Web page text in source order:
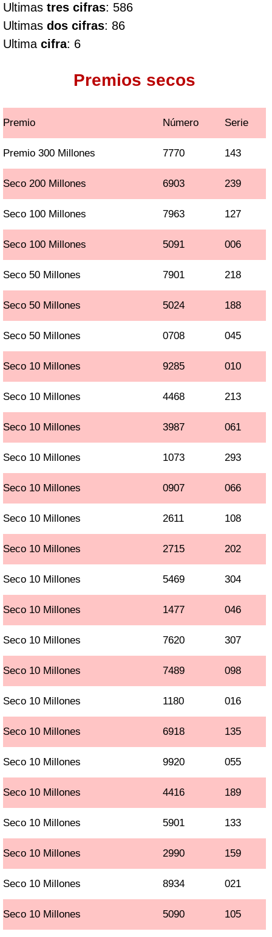
Ultimas tres cifras: 586
Ultimas dos cifras: 86
Ultima cifra: 6
Premios secos
Premio Número Serie
Premio 300 Millones 7770 143
Seco 200 Millones 6903 239
Seco 100 Millones 7963 127
Seco 100 Millones 5091 006
Seco 50 Millones 7901 218
Seco 50 Millones 5024 188
Seco 50 Millones 0708 045
Seco 10 Millones 9285 010
Seco 10 Millones 4468 213
Seco 10 Millones 3987 061
Seco 10 Millones 1073 293
Seco 10 Millones 0907 066
Seco 10 Millones 2611 108
Seco 10 Millones 2715 202
Seco 10 Millones 5469 304
Seco 10 Millones 1477 046
Seco 10 Millones 7620 307
Seco 10 Millones 7489 098
Seco 10 Millones 1180 016
Seco 10 Millones 6918 135
Seco 10 Millones 9920 055
Seco 10 Millones 4416 189
Seco 10 Millones 5901 133
Seco 10 Millones 2990 159
Seco 10 Millones 8934 021
Seco 10 Millones 5090 105